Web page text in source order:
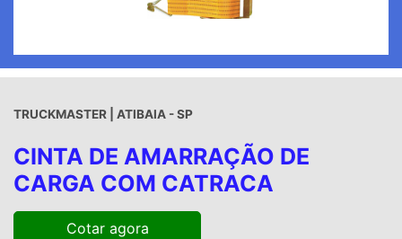
TRUCKMASTER | ATIBAIA - SP
CINTA DE AMARRAÇÃO DE
CARGA COM CATRACA
Cotar agora